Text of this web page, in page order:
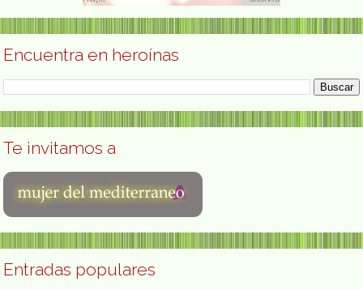
Encuentra en heroínas
Te invitamos a
Entradas populares